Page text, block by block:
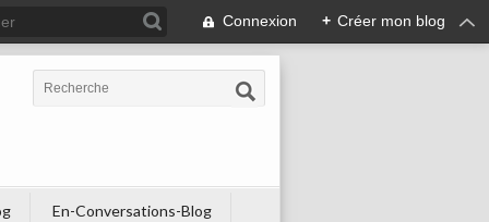
Connexion + Créer mon blog
En-Conversations-Blog